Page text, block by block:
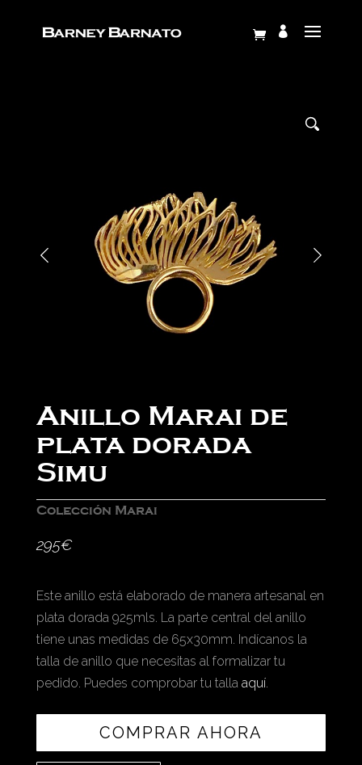
Anillo Marai de
plata dorada
Simu
Colección Marai
295€
Este anillo está elaborado de manera artesanal en
plata dorada 925mls. La parte central del anillo
tiene unas medidas de 65x30mm. Indícanos la
talla de anillo que necesitas al formalizar tu
pedido. Puedes comprobar tu talla aquí.
COMPRAR AHORA